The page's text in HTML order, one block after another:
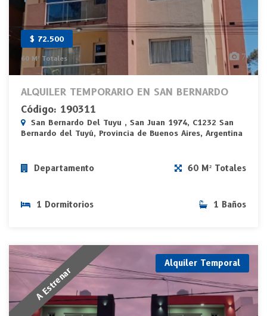
$ 72.500
60 M² Totales 7
ALQUILER TEMPORARIO EN SAN BERNARDO
Código: 190311
San Bernardo Del Tuyu , San Juan 1974, C1232 San
Bernardo del Tuyú, Provincia de Buenos Aires, Argentina
Departamento 60 M² Totales
1 Dormitorios 1 Baños
A Estrenar
Alquiler Temporal